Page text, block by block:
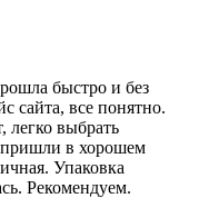
быстро и без
сайта, все понятно.
легко выбрать
в хорошем
Упаковка
Рекомендуем.